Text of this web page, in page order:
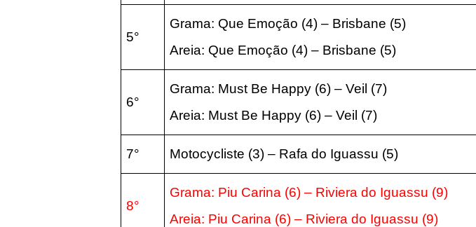
5°
Grama: Que Emoção (4) – Brisbane (5)
Areia: Que Emoção (4) – Brisbane (5)
6°
Grama: Must Be Happy (6) – Veil (7)
Areia: Must Be Happy (6) – Veil (7)
7° Motocycliste (3) – Rafa do Iguassu (5)
8°
Grama: Piu Carina (6) – Riviera do Iguassu (9)
Areia: Piu Carina (6) – Riviera do Iguassu (9)